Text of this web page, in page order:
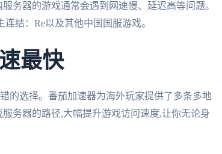
务器的游戏通常会遇到网速慢、延迟高等问题。
结：Re以及其他中国国服游戏。
最快
的选择。番茄加速器为海外玩家提供了多条多地
务器的路径,大幅提升游戏访问速度,让你无论身